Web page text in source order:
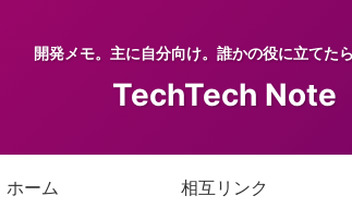
開発メモ。主に自分向け。誰かの役に立てたら
TechTech Note
ホーム 相互リンク